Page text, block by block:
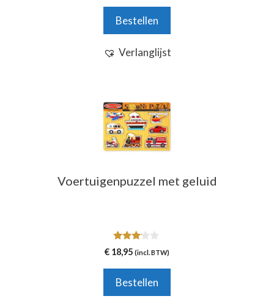
5Bestellen
Verlanglijst
Voertuigenpuzzel met geluid
3.00
van 5
€ 18,95 (incl. BTW)
Bestellen